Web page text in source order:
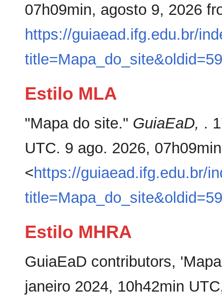
07h09min, agosto 9, 2026
https://guiaead.ifg.edu.br/
Estilo MLA
"Mapa do site." GuiaEaD, .
UTC. 9 ago. 2026, 07h09min
<https://guiaead.ifg.edu.br/
Estilo MHRA
GuiaEaD contributors,
janeiro 2024, 10h42min